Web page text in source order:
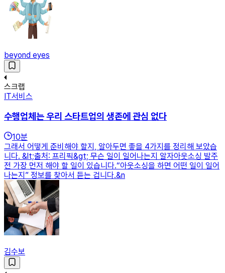
beyond eyes
스크랩
IT서비스
수행업체는 우리 스타트업의 생존에 관심 없다
10분
그래서 어떻게 준비해야 할지, 알아두면 좋을 4가지를 정리해 보았습
니다. &lt;출처: 프리픽&gt; 무슨 일이 일어나는지 알자아웃소싱 발주
전 가장 먼저 해야 할 일이 있습니다.“아웃소싱을 하면 어떤 일이 일어
나는지” 정보를 찾아서 듣는 겁니다.&n
김수보